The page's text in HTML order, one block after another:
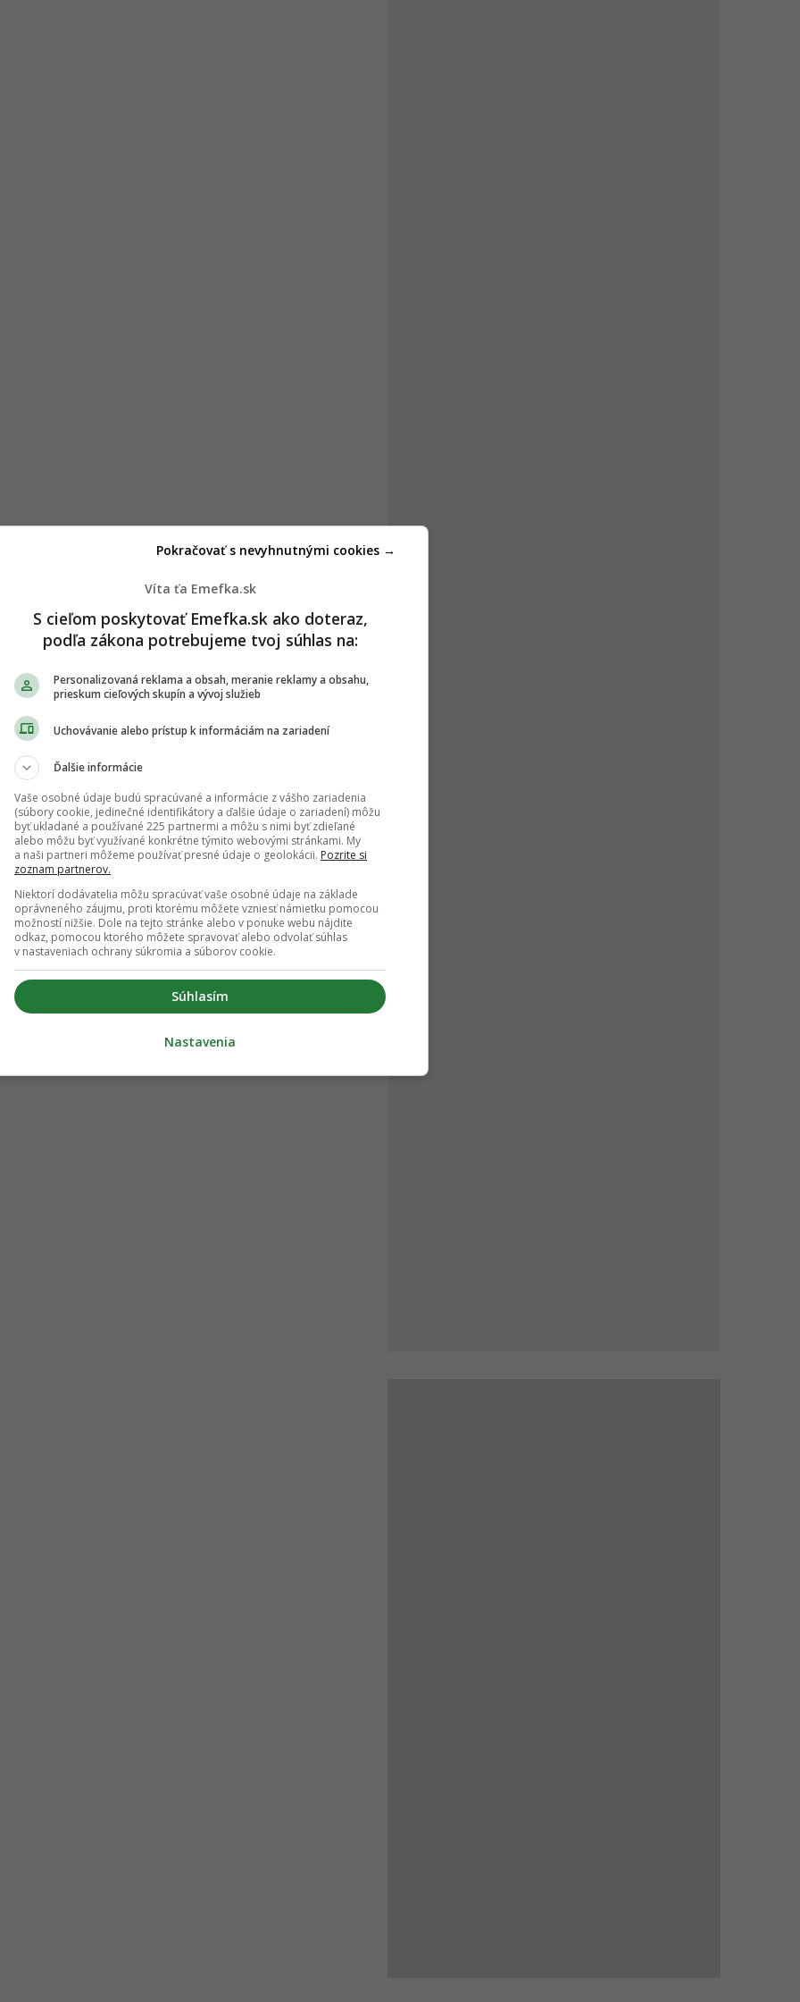
Víta ťa Emefka.sk
S cieľom poskytovať Emefka.sk ako doteraz,
podľa zákona potrebujeme tvoj súhlas na:
Personalizovaná reklama a obsah, meranie reklamy a obsahu,
prieskum cieľových skupín a vývoj služieb
Uchovávanie alebo prístup k informáciám na zariadení
Ďalšie informácie
Vaše osobné údaje budú spracúvané a informácie z vášho zariadenia
(súbory cookie, jedinečné identifikátory a ďalšie údaje o zariadení) môžu
byť ukladané a používané 225 partnermi a môžu s nimi byť zdieľané
alebo môžu byť využívané konkrétne týmito webovými stránkami. My
a naši partneri môžeme používať presné údaje o geolokácii. Pozrite si
zoznam partnerov.
Niektorí dodávatelia môžu spracúvať vaše osobné údaje na základe
oprávneného záujmu, proti ktorému môžete vzniesť námietku pomocou
možností nižšie. Dole na tejto stránke alebo v ponuke webu nájdite
odkaz, pomocou ktorého môžete spravovať alebo odvolať súhlas
v nastaveniach ochrany súkromia a súborov cookie.
Súhlasím
Pokračovať s nevyhnutnými cookies →
Nastavenia